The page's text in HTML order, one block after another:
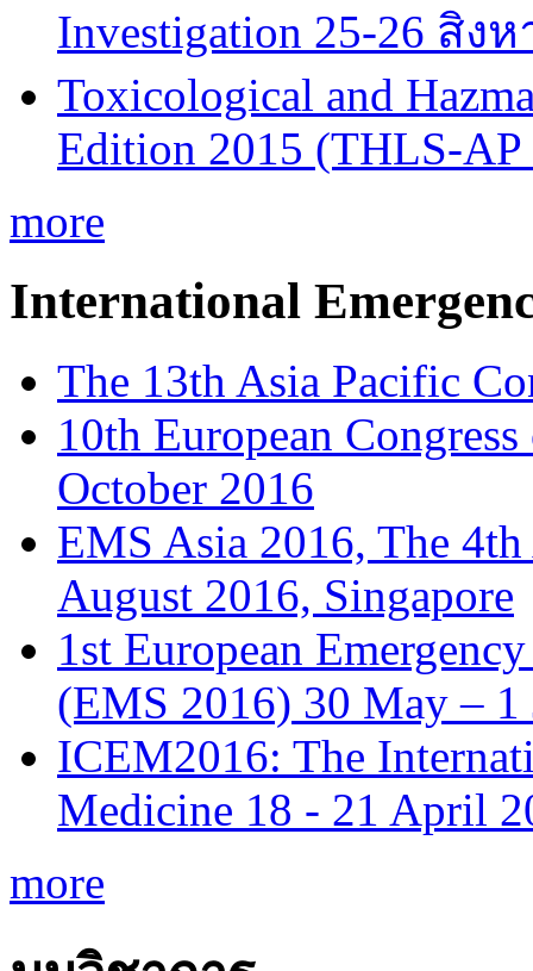
Investigation 25-26 สิง
Toxicological and
Edition 2015 (THLS-AP
more
International
The 13th Asia Pacific
10th European
October 2016
EMS Asia 2016, The
August 2016, Singapore
1st European
(EMS 2016) 30 May – 1
ICEM2016: The
Medicine 18 - 21 April
more